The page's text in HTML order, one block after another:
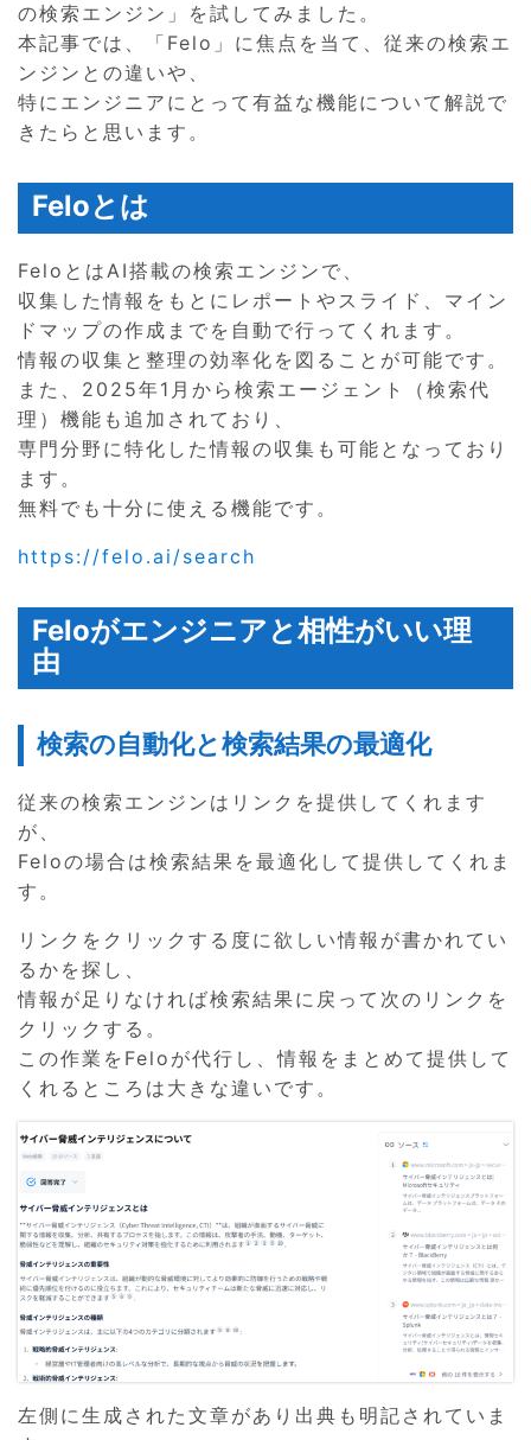
の検索エンジン」を試してみました。
本記事では、「Felo」に焦点を当て、従来の検索エ
ンジンとの違いや、
特にエンジニアにとって有益な機能について解説で
きたらと思います。
Feloとは
FeloとはAI搭載の検索エンジンで、
収集した情報をもとにレポートやスライド、マイン
ドマップの作成までを自動で行ってくれます。
情報の収集と整理の効率化を図ることが可能です。
また、2025年1月から検索エージェント（検索代
理）機能も追加されており、
専門分野に特化した情報の収集も可能となっており
ます。
無料でも十分に使える機能です。
https://felo.ai/search
Feloがエンジニアと相性がいい理
由
検索の自動化と検索結果の最適化
従来の検索エンジンはリンクを提供してくれます
が、
Feloの場合は検索結果を最適化して提供してくれま
す。
リンクをクリックする度に欲しい情報が書かれてい
るかを探し、
情報が足りなければ検索結果に戻って次のリンクを
クリックする。
この作業をFeloが代行し、情報をまとめて提供して
くれるところは大きな違いです。
左側に生成された文章があり出典も明記されていま